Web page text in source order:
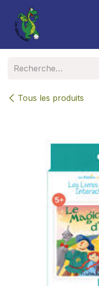
Se rendre au contenu
Tous les produits